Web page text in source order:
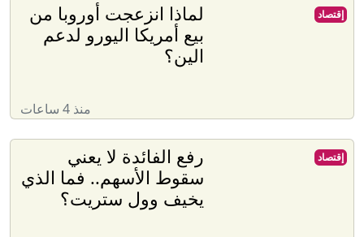
لماذا انزعجت أوروبا من
بيع أمريكا اليورو لدعم
الين؟
منذ 4 ساعات
إقتصاد
رفع الفائدة لا يعني
سقوط الأسهم.. فما الذي
يخيف وول ستريت؟
إقتصاد